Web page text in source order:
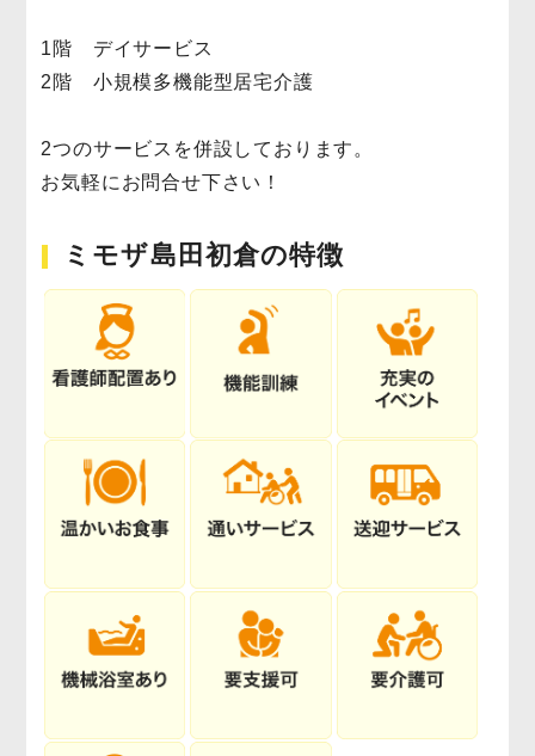
1階 デイサービス
2階 小規模多機能型居宅介護
2つのサービスを併設しております。
お気軽にお問合せ下さい！
ミモザ島田初倉の特徴